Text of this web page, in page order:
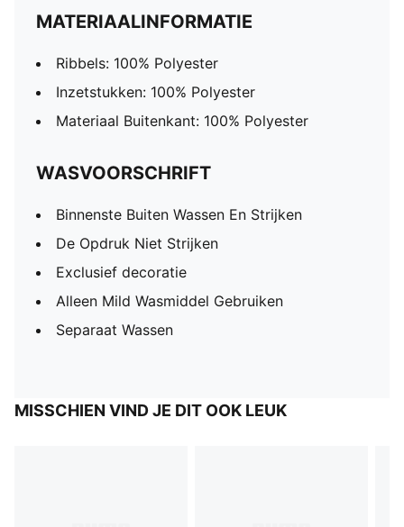
MATERIAALINFORMATIE
Ribbels: 100% Polyester
Inzetstukken: 100% Polyester
Materiaal Buitenkant: 100% Polyester
WASVOORSCHRIFT
Binnenste Buiten Wassen En Strijken
De Opdruk Niet Strijken
Exclusief decoratie
Alleen Mild Wasmiddel Gebruiken
Separaat Wassen
MISSCHIEN VIND JE DIT OOK LEUK